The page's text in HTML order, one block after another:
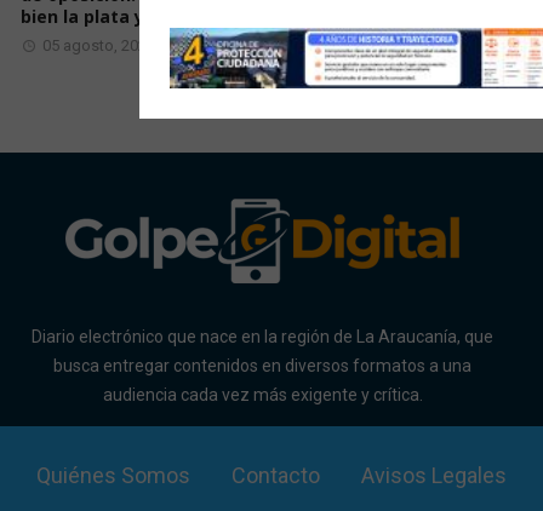
bien la plata y dejen
05 agosto, 2026
tiempo
05 agosto, 2026
Diario electrónico que nace en la región de La Araucanía, que
busca entregar contenidos en diversos formatos a una
audiencia cada vez más exigente y crítica.
Quiénes Somos Contacto Avisos Legales